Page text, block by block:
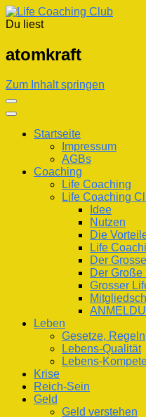
Du liest
atomkraft
Zum Inhalt springen
Startseite
Impressum
AGBs
Coaching
Life Coaching
Life Coaching
Idee
Nutzen
Die
Life
Der
Der
Grosser
Leben
Gesetze,
Lebens-Qualität
Lebens-
Krise
Reich-Sein
Geld
Geld verstehen